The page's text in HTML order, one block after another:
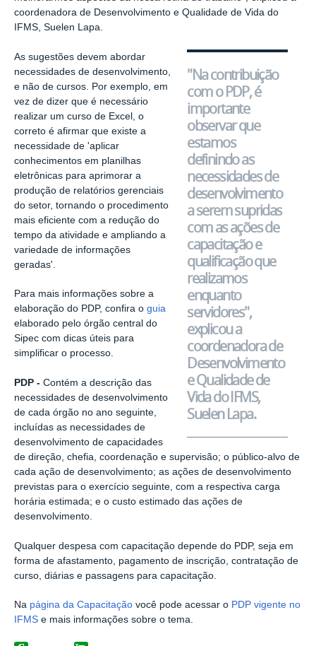
coordenadora de Desenvolvimento e Qualidade de Vida do
IFMS, Suelen Lapa.
"Na contribuição
com o PDP, é
importante
observar que
estamos
definindo as
necessidades de
desenvolvimento
a serem supridas
com as ações de
capacitação e
qualificação que
realizamos
enquanto
servidores",
explicou a
coordenadora de
Desenvolvimento
e Qualidade de
Vida do IFMS,
Suelen Lapa.
As sugestões devem abordar
necessidades de desenvolvimento,
e não de cursos. Por exemplo, em
vez de dizer que é necessário
realizar um curso de Excel, o
correto é afirmar que existe a
necessidade de 'aplicar
conhecimentos em planilhas
eletrônicas para aprimorar a
produção de relatórios gerenciais
do setor, tornando o procedimento
mais eficiente com a redução do
tempo da atividade e ampliando a
variedade de informações
geradas'.
Para mais informações sobre a
elaboração do PDP, confira o guia
elaborado pelo órgão central do
Sipec com dicas úteis para
simplificar o processo.
PDP - Contém a descrição das
necessidades de desenvolvimento
de cada órgão no ano seguinte,
incluídas as necessidades de
desenvolvimento de capacidades
de direção, chefia, coordenação e supervisão; o público-alvo de
cada ação de desenvolvimento; as ações de desenvolvimento
previstas para o exercício seguinte, com a respectiva carga
horária estimada; e o custo estimado das ações de
desenvolvimento.
Qualquer despesa com capacitação depende do PDP, seja em
forma de afastamento, pagamento de inscrição, contratação de
curso, diárias e passagens para capacitação.
Na página da Capacitação você pode acessar o PDP vigente no
IFMS e mais informações sobre o tema.